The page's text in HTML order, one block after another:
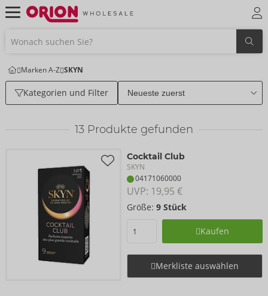
Marken A-Z SKYN
Kategorien und Filter
13 Produkte gefunden
Cocktail Club
SKYN
04171060000
UVP: 19,95 €
Größe: 9 Stück
Kaufen
Merkliste auswählen